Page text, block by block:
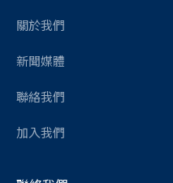
關於我們
新聞媒體
聯絡我們
加入我們